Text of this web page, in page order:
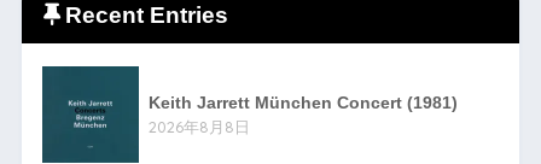
Recent Entries
Keith Jarrett München Concert (1981)
2026年8月8日